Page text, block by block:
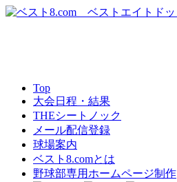
Top
大会日程・結果
THEシートノック
メール配信登録
球場案内
ベスト8.comとは
野球部専用ホームページ制作